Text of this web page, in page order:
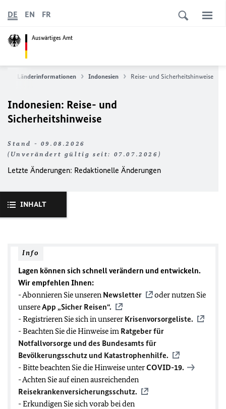
Auswärtiges Amt
DE EN FR
Länderinformationen Indonesien Reise- und Sicherheitshinweise
Indonesien: Reise- und
Sicherheitshinweise
Stand - 09.08.2026
(Unverändert gültig seit: 07.07.2026)
Letzte Änderungen: Redaktionelle Änderungen
INHALT
Info
Lagen können sich schnell verändern und entwickeln.
Wir empfehlen Ihnen:
- Abonnieren Sie unseren Newsletter
oder nutzen Sie
unsereApp „Sicher Reisen“.
- Registrieren Sie sich in unserer Krisenvorsorgeliste.
- Beachten Sie die Hinweise im Ratgeber für
Notfallvorsorge und des Bundesamts für
Bevölkerungsschutz und Katastrophenhilfe.
- Bitte beachten Sie die Hinweise unterCOVID-19.
- Achten Sie auf einen ausreichenden
Reisekrankenversicherungsschutz.
- Erkundigen Sie sich vorab bei den